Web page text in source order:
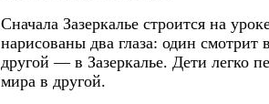
Сначала Зазеркалье строится на
нарисованы два глаза: один
другой — в Зазеркалье. Дети легко
мира в другой.